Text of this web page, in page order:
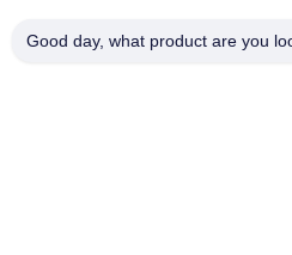
街灯のポーランド人の反腐食
Good day, what product are you